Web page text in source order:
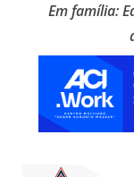
Em família: